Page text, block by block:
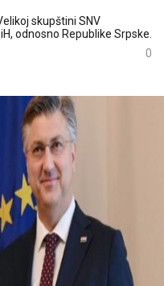
skupštini SNV
odnosno Republike Srpske.
0